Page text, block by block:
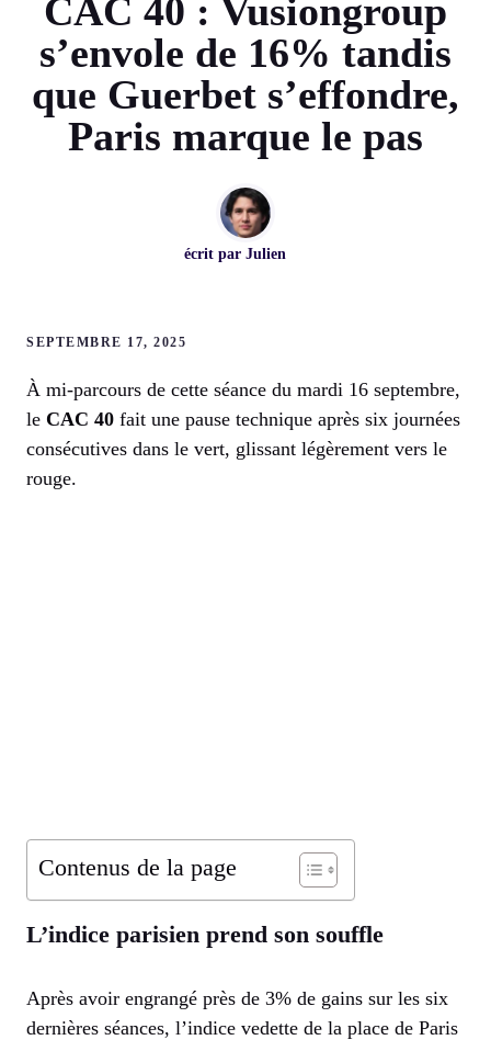
CAC 40 : Vusiongroup
s’envole de 16% tandis
que Guerbet s’effondre,
Paris marque le pas
écrit par Julien
SEPTEMBRE 17, 2025
À mi-parcours de cette séance du mardi 16 septembre,
le CAC 40 fait une pause technique après six journées
consécutives dans le vert, glissant légèrement vers le
rouge.
Contenus de la page
L’indice parisien prend son souffle
Après avoir engrangé près de 3% de gains sur les six
dernières séances, l’indice vedette de la place de Paris